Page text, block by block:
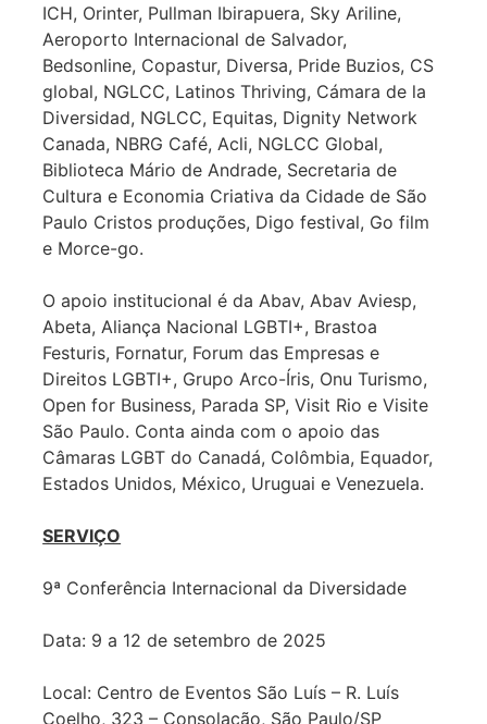
ICH, Orinter, Pullman Ibirapuera, Sky Ariline,
Aeroporto Internacional de Salvador,
Bedsonline, Copastur, Diversa, Pride Buzios, CS
global, NGLCC, Latinos Thriving, Cámara de la
Diversidad, NGLCC, Equitas, Dignity Network
Canada, NBRG Café, Acli, NGLCC Global,
Biblioteca Mário de Andrade, Secretaria de
Cultura e Economia Criativa da Cidade de São
Paulo Cristos produções, Digo festival, Go film
e Morce-go.
O apoio institucional é da Abav, Abav Aviesp,
Abeta, Aliança Nacional LGBTI+, Brastoa
Festuris, Fornatur, Forum das Empresas e
Direitos LGBTI+, Grupo Arco-Íris, Onu Turismo,
Open for Business, Parada SP, Visit Rio e Visite
São Paulo. Conta ainda com o apoio das
Câmaras LGBT do Canadá, Colômbia, Equador,
Estados Unidos, México, Uruguai e Venezuela.
SERVIÇO
9ª Conferência Internacional da Diversidade
Data: 9 a 12 de setembro de 2025
Local: Centro de Eventos São Luís – R. Luís
Coelho, 323 – Consolação, São Paulo/SP